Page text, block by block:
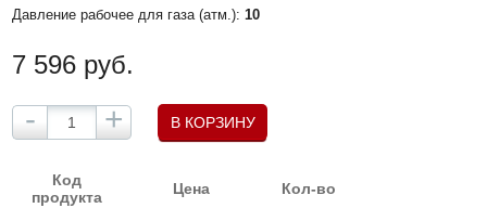
Давление рабочее для газа (атм.): 10
7 596 руб.
- + В КОРЗИНУ
Код
продукта
Цена Кол-во